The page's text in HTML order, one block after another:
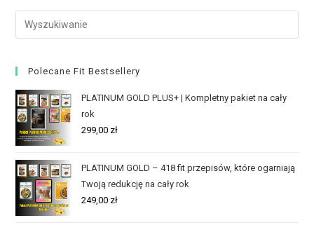
Polecane Fit Bestsellery
PLATINUM GOLD PLUS+ | Kompletny pakiet na cały
rok
299,00 zł
PLATINUM GOLD – 418 fit przepisów, które ogarniają
Twoją redukcję na cały rok
249,00 zł